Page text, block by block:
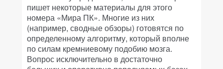
пишет некоторые материалы для этого
номера «Мира ПК». Многие из них
(например, сводные обзоры) готовятся по
определенному алгоритму, который вполне
по силам кремниевому подобию мозга.
Вопрос исключительно в достаточно